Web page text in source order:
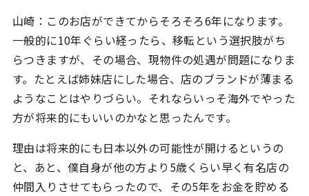
山崎：このお店ができてからそろそろ6年になります。
一般的に10年ぐらい経ったら、移転という選択肢がち
らつきますが、その場合、現物件の処遇が問題になりま
す。たとえば姉妹店にした場合、店のブランドが薄まる
ようなことはやりづらい。それならいっそ海外でやった
方が将来的にもいいのかなと思ったんです。
理由は将来的にも日本以外の可能性が開けるというの
と、あと、僕自身が他の方より5歳くらい早く有名店の
仲間入りさせてもらったので、その5年をお金を貯める